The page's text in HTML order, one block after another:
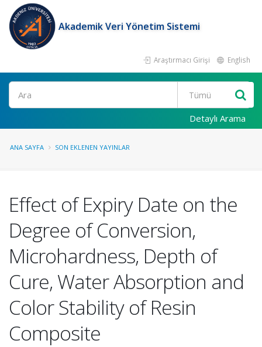
Akademik Veri Yönetim Sistemi
Araştırmacı Girişi English
Ara
Detaylı Arama
ANA SAYFA SON EKLENEN YAYINLAR
Effect of Expiry Date on the
Degree of Conversion,
Microhardness, Depth of
Cure, Water Absorption and
Color Stability of Resin
Composite